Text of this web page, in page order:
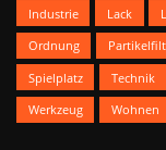
Industrie
Lack
Ordnung
Spielplatz
Technik
Werkzeug
Wohnen